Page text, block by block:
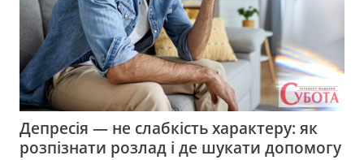
Депресія — не слабкість характеру: як
розпізнати розлад і де шукати допомогу